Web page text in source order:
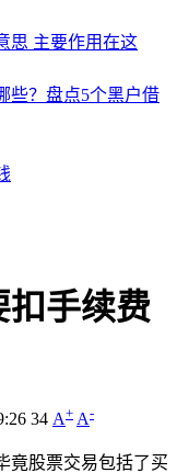
思 主要作用在这
些？盘点5个黑户借
扣手续费
34 A+ A-
竟股票交易包括了买